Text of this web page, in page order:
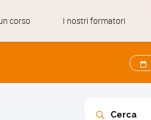
corso I nostri formatori
Cerca